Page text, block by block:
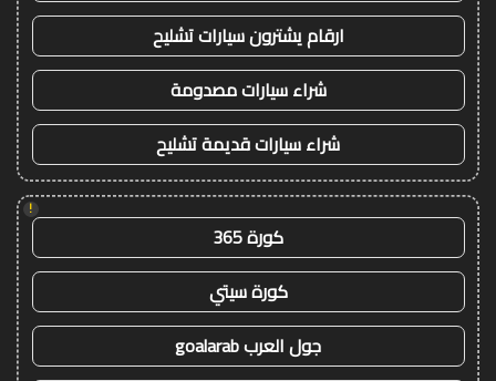
ارقام يشترون سيارات تشليح
شراء سيارات مصدومة
شراء سيارات قديمة تشليح
!
كورة 365
كورة سيتي
جول العرب goalarab